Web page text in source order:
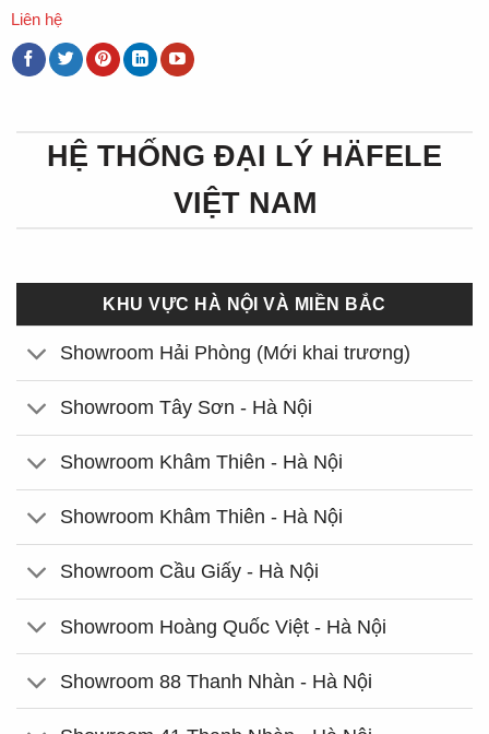
Liên hệ
HỆ THỐNG ĐẠI LÝ HÄFELE
VIỆT NAM
KHU VỰC HÀ NỘI VÀ MIỀN BẮC
Showroom Hải Phòng (Mới khai trương)
Showroom Tây Sơn - Hà Nội
Showroom Khâm Thiên - Hà Nội
Showroom Khâm Thiên - Hà Nội
Showroom Cầu Giấy - Hà Nội
Showroom Hoàng Quốc Việt - Hà Nội
Showroom 88 Thanh Nhàn - Hà Nội